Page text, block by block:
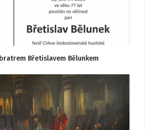
Břetislavem Bělunkem